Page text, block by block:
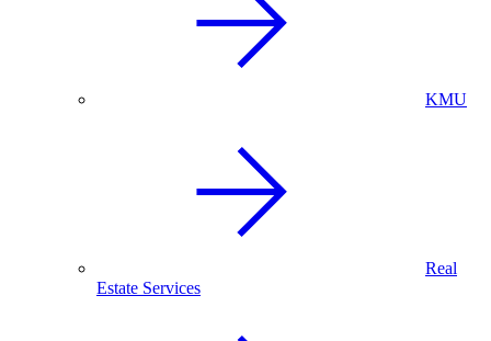
KMU
Real
Estate Services